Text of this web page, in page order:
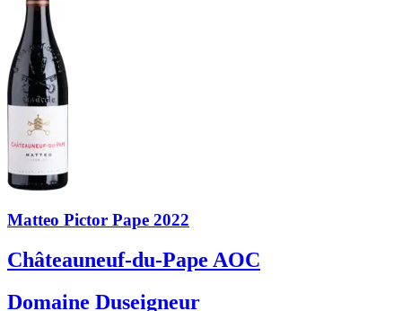
Matteo Pictor Pape 2022
Châteauneuf-du-Pape AOC
Domaine Duseigneur